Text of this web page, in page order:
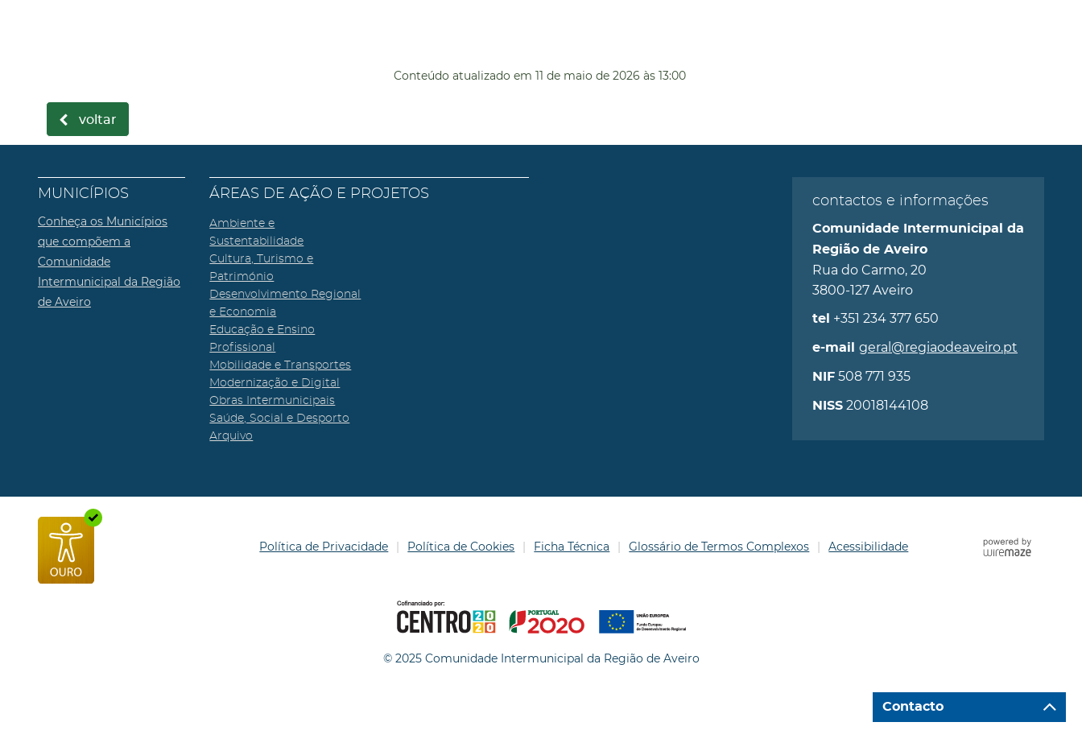
Conteúdo atualizado em 11 de maio de 2026 às 13:00
voltar
MUNICÍPIOS
Conheça os Municípios
que compõem a
Comunidade
Intermunicipal da Região
de Aveiro
ÁREAS DE AÇÃO E PROJETOS
Ambiente e
Sustentabilidade
Cultura, Turismo e
Património
Desenvolvimento Regional
e Economia
Educação e Ensino
Profissional
Mobilidade e Transportes
Modernização e Digital
Obras Intermunicipais
Saúde, Social e Desporto
Arquivo
contactos e informações
Comunidade Intermunicipal da
Região de Aveiro
Rua do Carmo, 20
3800-127 Aveiro
tel +351 234 377 650
e-mail geral@regiaodeaveiro.pt
NIF508 771 935
NISS20018144108
Política de Privacidade Política de Cookies Ficha Técnica Glossário de Termos Complexos Acessibilidade
© 2025 Comunidade Intermunicipal da Região de Aveiro
Contacto